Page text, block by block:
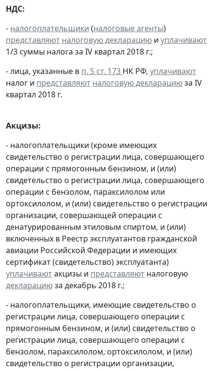
НДС:
- налогоплательщики (налоговые агенты)
представляют налоговую декларацию и уплачивают
1/3 суммы налога за IV квартал 2018 г.;
- лица, указанные в п. 5 ст. 173 НК РФ, уплачивают
налог и представляют налоговую декларациюза IV
квартал 2018 г.
Акцизы:
- налогоплательщики (кроме имеющих
свидетельство о регистрации лица, совершающего
операции с прямогонным бензином, и (или)
свидетельство о регистрации лица, совершающего
операции с бензолом, параксилолом или
ортоксилолом, и (или) свидетельство о регистрации
организации, совершающей операции с
денатурированным этиловым спиртом, и (или)
включенных в Реестр эксплуатантов гражданской
авиации Российской Федерации и имеющих
сертификат (свидетельство) эксплуатанта)
уплачиваютакцизы и представляют налоговую
декларациюза декабрь 2018 г.;
- налогоплательщики, имеющие свидетельство о
регистрации лица, совершающего операции с
прямогонным бензином, и (или) свидетельство о
регистрации лица, совершающего операции с
бензолом, параксилолом, ортоксилолом, и (или)
свидетельство о регистрации организации,